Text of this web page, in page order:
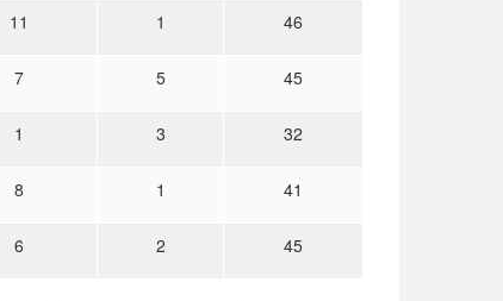
11 1 46
7 5 45
1 3 32
8 1 41
6 2 45